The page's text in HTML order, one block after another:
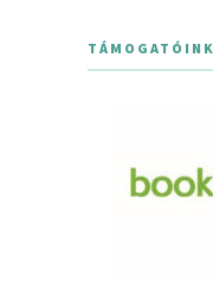
TÁMOGATÓINK